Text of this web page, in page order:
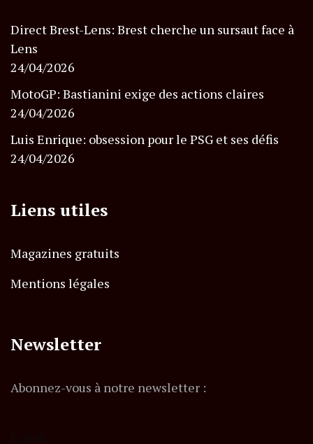
Direct Brest-Lens: Brest cherche un sursaut face à
Lens
24/04/2026
MotoGP: Bastianini exige des actions claires
24/04/2026
Luis Enrique: obsession pour le PSG et ses défis
24/04/2026
Liens utiles
Magazines gratuits
Mentions légales
Newsletter
Abonnez-vous à notre newsletter :